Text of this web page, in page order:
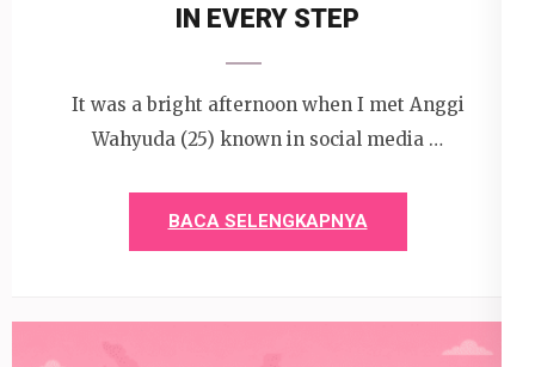
IN EVERY STEP
It was a bright afternoon when I met Anggi
Wahyuda (25) known in social media …
BACA SELENGKAPNYA